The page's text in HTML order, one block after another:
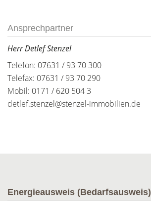
Ansprechpartner
Herr Detlef Stenzel
Telefon: 07631 / 93 70 300
Telefax: 07631 / 93 70 290
Mobil: 0171 / 620 504 3
detlef.stenzel@stenzel-immobilien.de
Energieausweis (Bedarfsausweis)